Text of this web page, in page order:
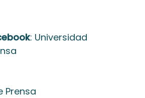
: Universidad
Prensa